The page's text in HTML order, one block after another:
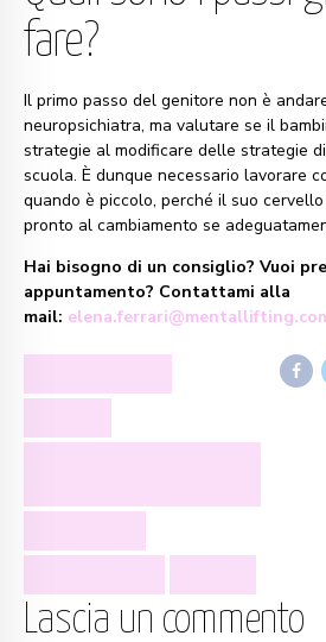
fare?
Il primo passo del genitore non è
neuropsichiatra, ma valutare se il
strategie al modificare delle strategie
scuola. È dunque necessario lavorare
quando è piccolo, perché il suo
pronto al cambiamento se
Hai bisogno di un consiglio? Vuoi
appuntamento? Contattami alla
mail:
Lascia un commento